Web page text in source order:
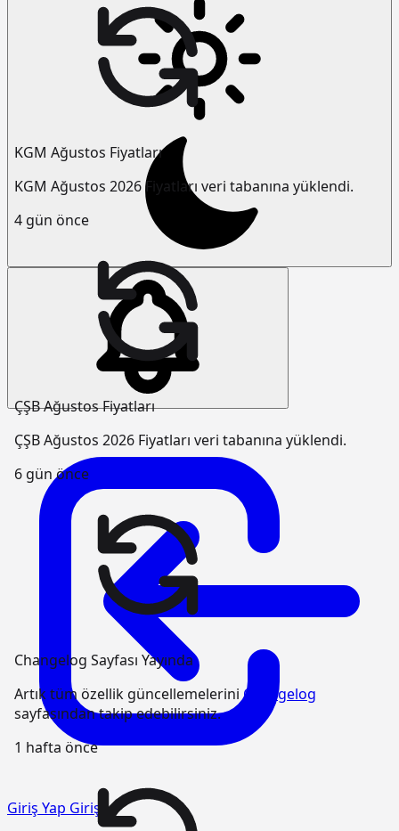
KGM Ağustos Fiyatları
KGM Ağustos 2026 Fiyatları veri tabanına yüklendi.
4 gün önce
ÇŞB Ağustos Fiyatları
ÇŞB Ağustos 2026 Fiyatları veri tabanına yüklendi.
6 gün önce
Changelog Sayfası Yayında
Artık tüm özellik güncellemeleriniChangelog
sayfasından takip edebilirsiniz.
1 hafta önce
Giriş Yap Giriş